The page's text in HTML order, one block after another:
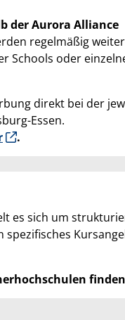
der Aurora Alliance
regelmäßig
Schools oder
direkt bei der
Essen.
.
es sich um